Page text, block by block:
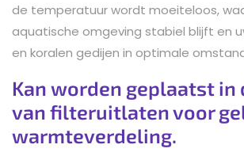
de temperatuur wordt moeiteloos,
aquatische omgeving stabiel blijft en
en koralen gedijen in optimale
Kan worden geplaatst in
van filteruitlaten voor
warmteverdeling.